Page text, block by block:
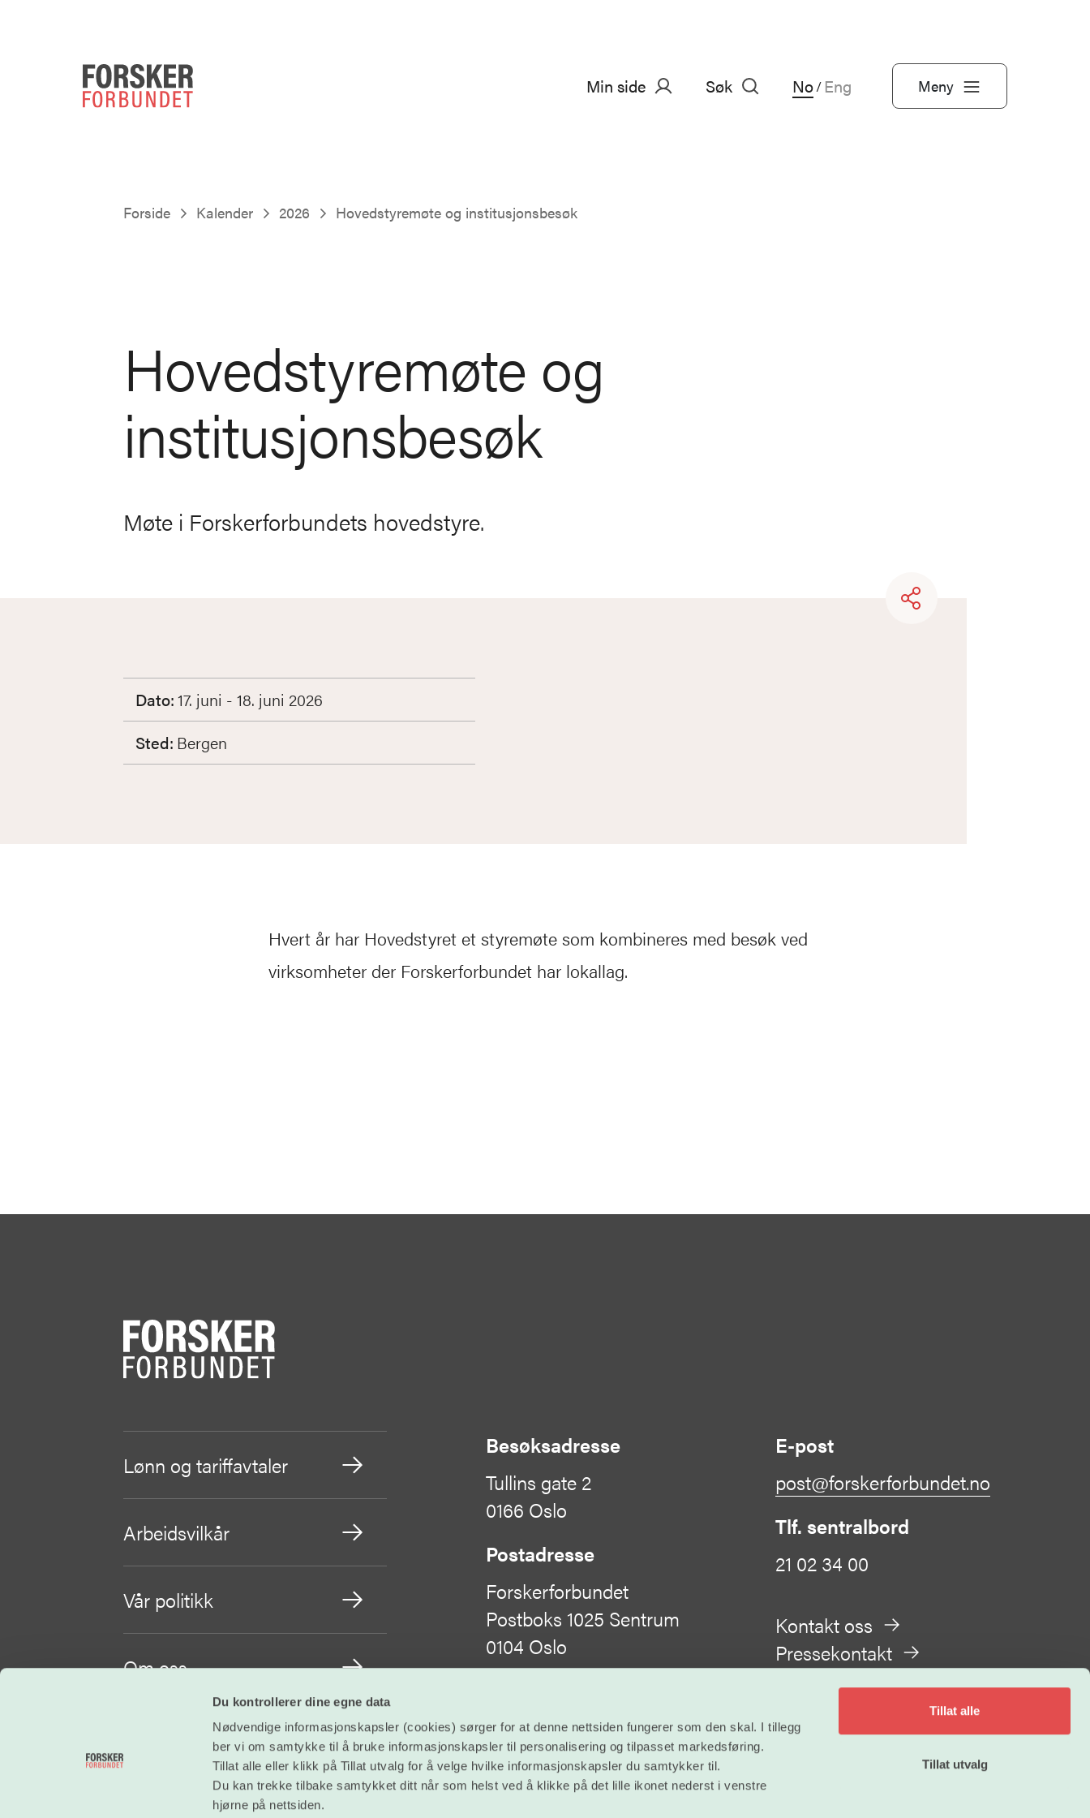
Du kontrollerer dine egne data
Nødvendige informasjonskapsler (cookies) sørger for at denne nettsiden fungerer som den skal. I tillegg
ber vi om samtykke til å bruke informasjonskapsler til personalisering og tilpasset markedsføring.
Tillat alle eller klikk på Tillat utvalg for å velge hvilke informasjonskapsler du samtykker til.
Du kan trekke tilbake samtykket ditt når som helst ved å klikke på det lille ikonet nederst i venstre
hjørne på nettsiden.
Tillat alle
Tillat utvalg
Min side Søk No/ Eng Meny
Forside Kalender 2026 Hovedstyremøte og institusjonsbesøk
Hovedstyremøte og
institusjonsbesøk
Møte i Forskerforbundets hovedstyre.
Dato:17. juni - 18. juni 2026
Sted: Bergen
Hvert år har Hovedstyret et styremøte som kombineres med besøk ved
virksomheter der Forskerforbundet har lokallag.
Lønn og tariffavtaler
Arbeidsvilkår
Vår politikk
Om oss
Bli medlem
Besøksadresse
Tullins gate 2
0166 Oslo
Postadresse
Forskerforbundet
Postboks 1025 Sentrum
0104 Oslo
971 422 505
©Forskerforbundet
E-post
post@forskerforbundet.no
Tlf. sentralbord
21 02 34 00
Kontakt oss
Pressekontakt